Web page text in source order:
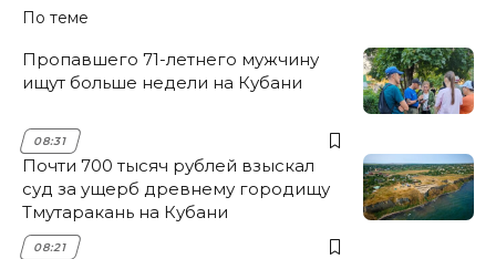
По теме
Пропавшего 71-летнего мужчину
ищут больше недели на Кубани
08:31
Почти 700 тысяч рублей взыскал
суд за ущерб древнему городищу
Тмутаракань на Кубани
08:21